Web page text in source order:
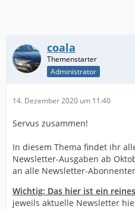
coala
Administrator
14. Dezember 2020 um 11:40
Servus zusammen!
In diesem Thema findet ihr
Newsletter-Ausgaben ab
an alle Newsletter-
Wichtig: Das hier ist ein
jeweils aktuelle Newsletter